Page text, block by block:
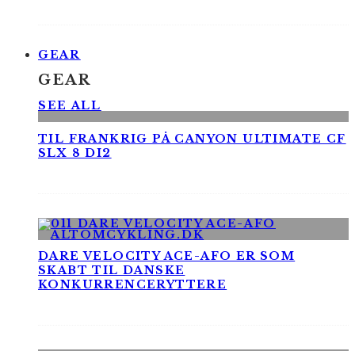
GEAR
GEAR
SEE ALL
TIL FRANKRIG PÅ CANYON ULTIMATE CF
SLX 8 DI2
DARE VELOCITY ACE-AFO ER SOM
SKABT TIL DANSKE
KONKURRENCERYTTERE